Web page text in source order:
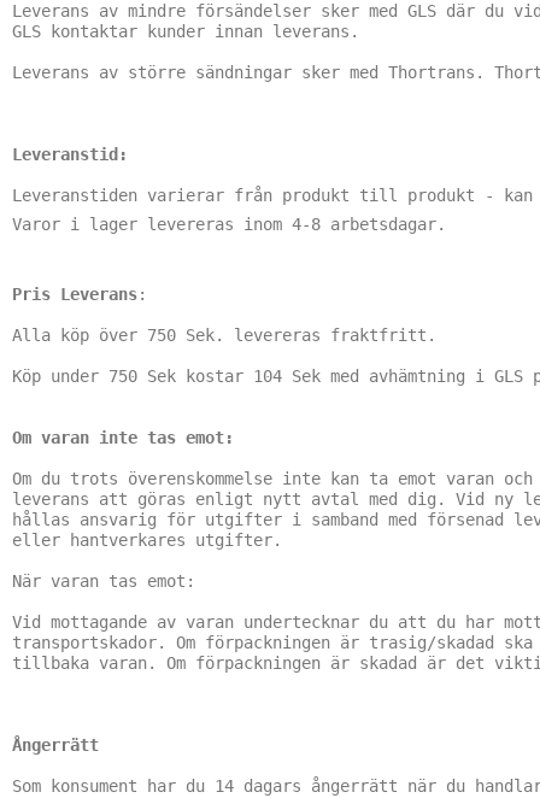
Leverans av mindre försändelser sker med GLS där
GLS kontaktar kunder innan leverans.
Leverans av större sändningar sker med Thortrans.
Leveranstid:
Leveranstiden varierar från produkt till produkt - kan
Varor i lager levereras inom 4-8 arbetsdagar.
Pris Leverans:
Alla köp över 750 Sek. levereras fraktfritt.
Köp under 750 Sek kostar 104 Sek med avhämtning i GLS
Om varan inte tas emot:
Om du trots överenskommelse inte kan ta emot varan
leverans att göras enligt nytt avtal med dig. Vid ny
hållas ansvarig för utgifter i samband med
eller hantverkares utgifter.
När varan tas emot:
Vid mottagande av varan undertecknar du att du har
transportskador. Om förpackningen är trasig/skadad
tillbaka varan. Om förpackningen är skadad är det
Ångerrätt
Som konsument har du 14 dagars ångerrätt när du